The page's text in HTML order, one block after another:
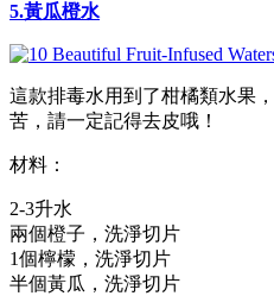
5.黃瓜橙水
這款排毒水用到了柑橘類水果
苦，請一定記得去皮哦！
材料：
2-3升水
兩個橙子，洗淨切片
1個檸檬，洗淨切片
半個黃瓜，洗淨切片